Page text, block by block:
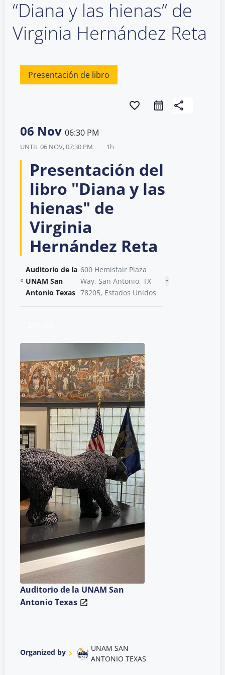
“Diana y las hienas” de
Virginia Hernández Reta
Presentación de libro
favorite_border share
06 Nov 06:30 PM
UNTIL06 NOV, 07:30 PM 1h
Presentación del
libro "Diana y las
hienas" de
Virginia
Hernández Reta
Auditorio de la
UNAM San
Antonio Texas
600 Hemisfair Plaza
Way, San Antonio, TX
78205, Estados Unidos
Auditorio de la UNAM San
Antonio Texas
Organized by
UNAM SAN
ANTONIO TEXAS